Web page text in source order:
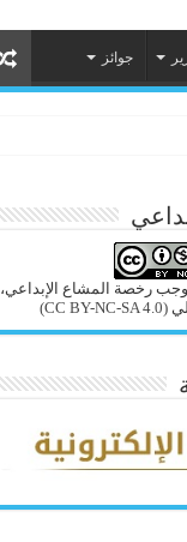
جوائز
رخصة المشاع الإبداعي،
(CC BY-NC-SA 4.0)